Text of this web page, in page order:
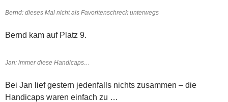
Bernd: dieses Mal nicht als Favoritenschreck unterwegs
Bernd kam auf Platz 9.
Jan: immer diese Handicaps…
Bei Jan lief gestern jedenfalls nichts zusammen – die
Handicaps waren einfach zu …